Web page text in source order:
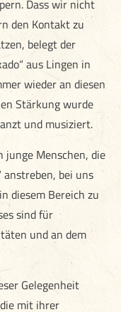
Dass wir nicht
den Kontakt zu
belegt der
aus Lingen in
wieder an diesen
Stärkung wurde
und musiziert.
junge Menschen, die
bei uns
diesem Bereich zu
sind für
und an dem
Gelegenheit
mit ihrer